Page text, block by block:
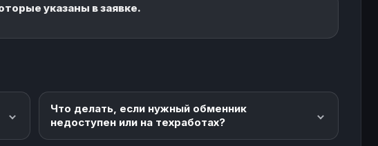
указаны в заявке.
Что делать, если нужный обменник
недоступен или на техработах?